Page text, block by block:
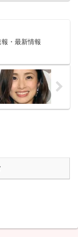
・最新情報